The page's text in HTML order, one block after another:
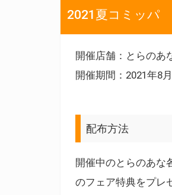
2021夏コミッパ
開催店舗：とらのあ
開催期間：2021年8
配布方法
開催中のとらのあな
のフェア特典をプレ